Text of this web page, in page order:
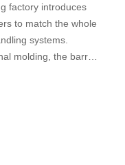
factory introduces
to match the whole
systems.
molding, the barrel